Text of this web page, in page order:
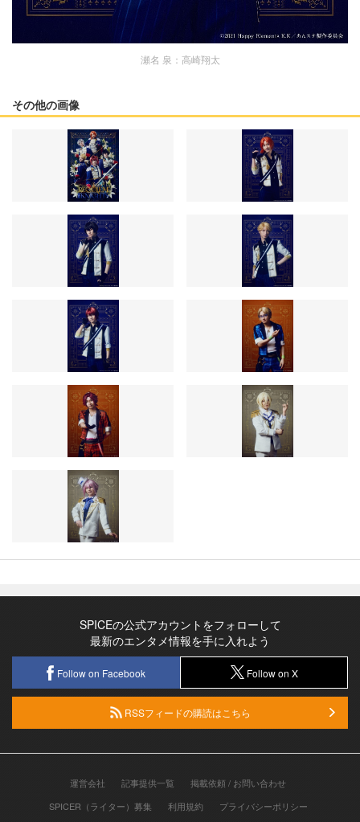
瀬名 泉：高崎翔太
その他の画像
SPICEの公式アカウントをフォローして
最新のエンタメ情報を手に入れよう
Follow on Facebook Follow on X
RSSフィードの購読はこちら
運営会社 記事提供一覧
掲載依頼 / お問い合わせ
SPICER（ライター）募集
利用規約 プライバシーポリシー